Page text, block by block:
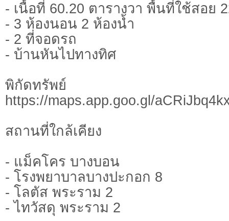
- เนื้อที่ 60.20 ตารางวา พื้นที่ใช้สอย
- 3 ห้องนอน 2 ห้องน้ำ
- 2 ที่จอดรถ
- บ้านหันไปทางทิศ
พิกัดทรั
https://maps.app.goo.gl/
สถานที่ใกล้เคียง
- แม็คโคร บางบอน
- โรงพยาบาลบางปะกอก 8
- โลตัส พระราม 2
- ไทวัสดุ พระราม 2